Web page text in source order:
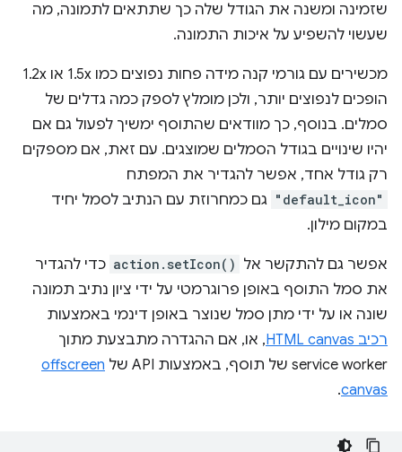
שזמינה ומשנה את הגודל שלה כך שתתאים לתמונה, מה
שעשוי להשפיע על איכות התמונה.
מכשירים עם גורמי קנה מידה פחות נפוצים כמו 1.5x או 1.2x
הופכים לנפוצים יותר, ולכן מומלץ לספק כמה גדלים של
סמלים. בנוסף, כך מוודאים שהתוסף ימשיך לפעול גם אם
יהיו שינויים בגודל הסמלים שמוצגים. עם זאת, אם מספקים
רק גודל אחד, אפשר להגדיר את המפתח
"default_icon" גם כמחרוזת עם הנתיב לסמל יחיד
במקום מילון.
אפשר גם להתקשר אל action.setIcon() כדי להגדיר
את סמל התוסף באופן פרוגרמטי על ידי ציון נתיב תמונה
שונה או על ידי מתן סמל שנוצר באופן דינמי באמצעות
רכיב HTML canvas
, או, אם ההגדרה מתבצעת מתוך
service worker של תוסף, באמצעות API של
offscreen
canvas
.